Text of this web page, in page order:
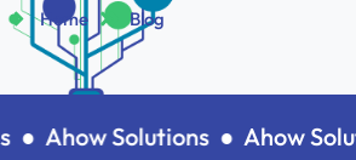
Home Blog
●Ahow Solutions ●Ahow